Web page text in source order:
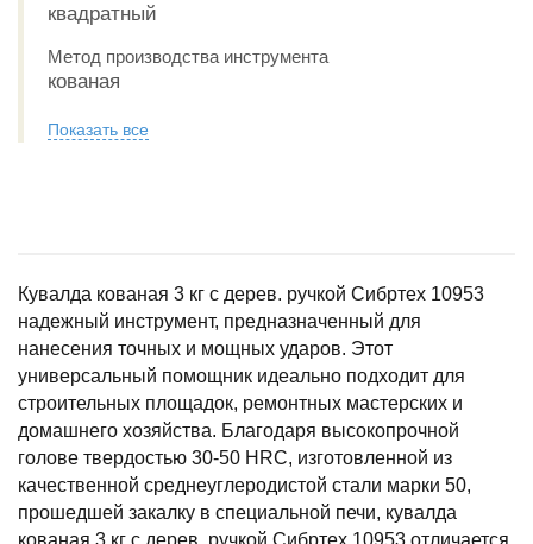
квадратный
Метод производства инструмента
кованая
Показать все
Кувалда кованая 3 кг с дерев. ручкой Сибртех 10953
надежный инструмент, предназначенный для
нанесения точных и мощных ударов. Этот
универсальный помощник идеально подходит для
строительных площадок, ремонтных мастерских и
домашнего хозяйства. Благодаря высокопрочной
голове твердостью 30-50 HRC, изготовленной из
качественной среднеуглеродистой стали марки 50,
прошедшей закалку в специальной печи, кувалда
кованая 3 кг с дерев. ручкой Сибртех 10953 отличается